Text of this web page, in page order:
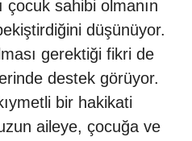
çocuk sahibi olmanın
düşünüyor.
gerektiği fikri de
destek görüyor.
bir hakikati
aileye, çocuğa ve